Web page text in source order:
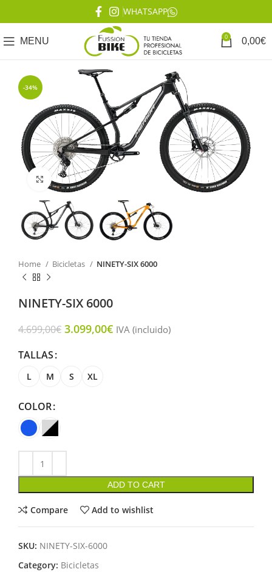
WHATSAPP
MENU 0 0,00€
-34%
Click to enlarge
Home Bicicletas NINETY-SIX 6000
NINETY-SIX 6000
4.699,00€ 3.099,00€ IVA (incluido)
TALLAS
L M S XL
COLOR
ADD TO CART
Compare Add to wishlist
SKU: NINETY-SIX-6000
Category: Bicicletas